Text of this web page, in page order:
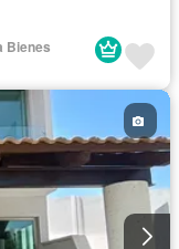
Bienes